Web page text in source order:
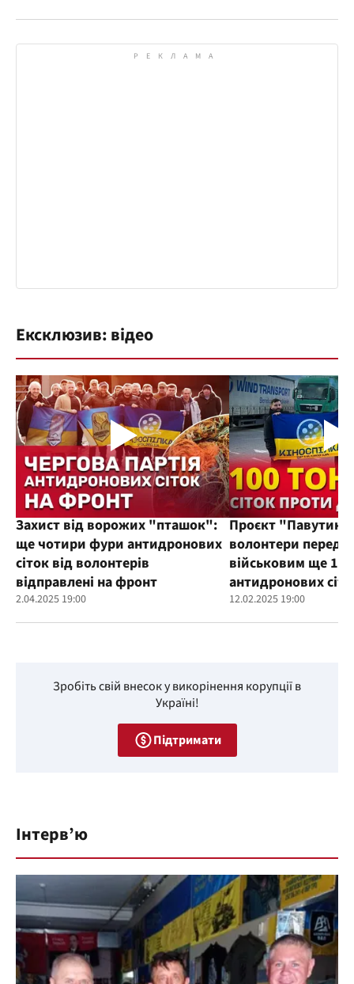
Ексклюзив: відео
Захист від ворожих "пташок":
ще чотири фури антидронових
сіток від волонтерів
відправлені на фронт
2.04.2025 19:00
Проєкт
волонтери
військовим ще
антидронових
12.02.2025 19:00
Зробіть свій внесок у викорінення корупції в
Україні!
Підтримати
Інтерв’ю